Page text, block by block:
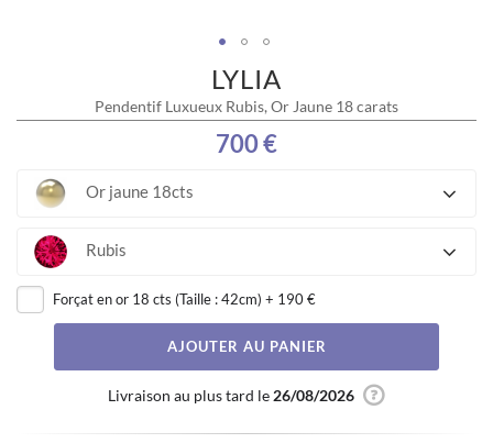
LYLIA
Pendentif Luxueux Rubis, Or Jaune 18 carats
700 €
Or jaune 18cts
Rubis
Forçat en or 18 cts (Taille : 42cm) + 190 €
AJOUTER AU PANIER
Livraison au plus tard le 26/08/2026
images
gallery